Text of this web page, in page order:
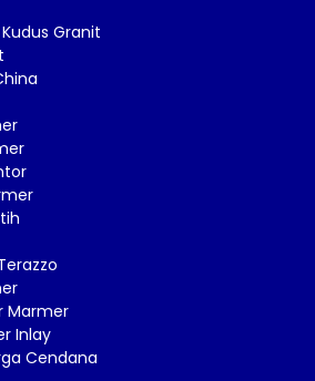
Granit
Marmer
Inlay
Cendana